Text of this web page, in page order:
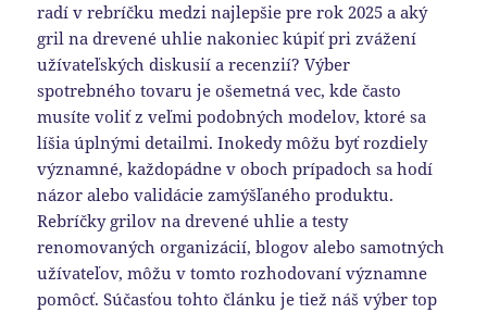
radí v rebríčku medzi najlepšie pre rok 2025 a aký
gril na drevené uhlie nakoniec kúpiť pri zvážení
užívateľských diskusií a recenzií? Výber
spotrebného tovaru je ošemetná vec, kde často
musíte voliť z veľmi podobných modelov, ktoré sa
líšia úplnými detailmi. Inokedy môžu byť rozdiely
významné, každopádne v oboch prípadoch sa hodí
názor alebo validácie zamýšľaného produktu.
Rebríčky grilov na drevené uhlie a testy
renomovaných organizácií, blogov alebo samotných
užívateľov, môžu v tomto rozhodovaní významne
pomôcť. Súčasťou tohto článku je tiež náš výber top